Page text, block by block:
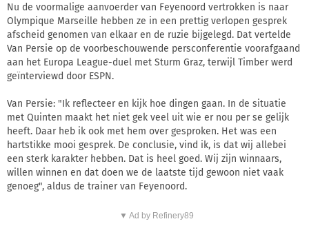
Nu de voormalige aanvoerder van Feyenoord vertrokken is naar
Olympique Marseille hebben ze in een prettig verlopen gesprek
afscheid genomen van elkaar en de ruzie bijgelegd. Dat vertelde
Van Persie op de voorbeschouwende persconferentie voorafgaand
aan het Europa League-duel met Sturm Graz, terwijl Timber werd
geïnterviewd door ESPN.
Van Persie: "Ik reflecteer en kijk hoe dingen gaan. In de situatie
met Quinten maakt het niet gek veel uit wie er nou per se gelijk
heeft. Daar heb ik ook met hem over gesproken. Het was een
hartstikke mooi gesprek. De conclusie, vind ik, is dat wij allebei
een sterk karakter hebben. Dat is heel goed. Wij zijn winnaars,
willen winnen en dat doen we de laatste tijd gewoon niet vaak
genoeg", aldus de trainer van Feyenoord.
▼ Ad by Refinery89